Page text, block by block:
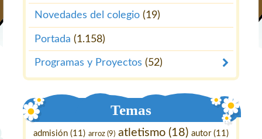
Novedades del colegio (19)
Portada (1.158)
Programas y Proyectos (52)
Temas
admisión (11) arroz (9) atletismo (18) autor(11)